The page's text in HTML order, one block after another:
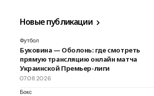
Новые публикации
Футбол
Буковина — Оболонь: где смотреть
прямую трансляцию онлайн матча
Украинской Премьер-лиги
07.08.2026
Бокс